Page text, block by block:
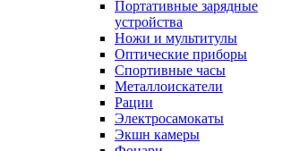
Портативные зарядные
устройства
Ножи и мультитулы
Оптические приборы
Спортивные часы
Металлоискатели
Рации
Электросамокаты
Экшн камеры